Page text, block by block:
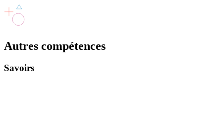
Autres compétences
Savoirs